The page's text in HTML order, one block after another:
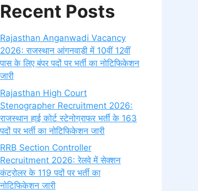
Recent Posts
Rajasthan Anganwadi Vacancy
2026: राजस्थान आंगनवाड़ी में 10वीं 12वीं
पास के लिए बंपर पदों पर भर्ती का नोटिफिकेशन
जारी
Rajasthan High Court
Stenographer Recruitment 2026:
राजस्थान हाई कोर्ट स्टेनोग्राफर भर्ती के 163
पदों पर भर्ती का नोटिफिकेशन जारी
RRB Section Controller
Recruitment 2026: रेलवे में सेक्शन
कंट्रोलर के 119 पदों पर भर्ती का
नोटिफिकेशन जारी